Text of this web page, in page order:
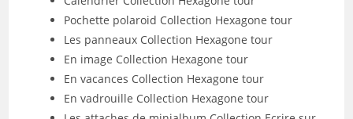
Pochette polaroid Collection Hexagone tour
Les panneaux Collection Hexagone tour
En image Collection Hexagone tour
En vacances Collection Hexagone tour
En vadrouille Collection Hexagone tour